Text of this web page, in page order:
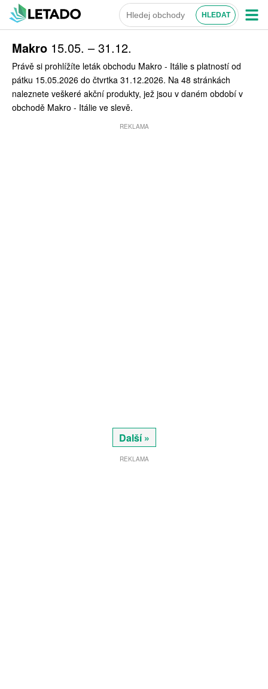
Makro 15.05. – 31.12.
Právě si prohlížíte leták obchodu Makro - Itálie s platností od
pátku 15.05.2026 do čtvrtka 31.12.2026. Na 48 stránkách
naleznete veškeré akční produkty, jež jsou v daném období v
obchodě Makro - Itálie ve slevě.
REKLAMA
Další »
REKLAMA